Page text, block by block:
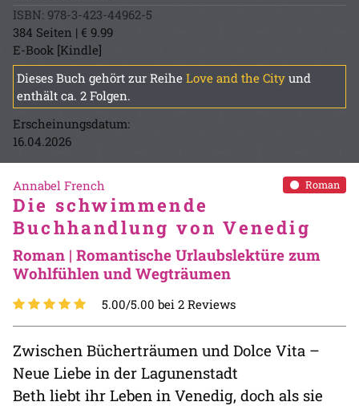
ISBN: 978-3-423-44962-5
384 Seiten | € 9.99
E-Book [Kindle]
Dieses Buch gehört zur Reihe Love and the City und
enthält ca. 2 Folgen.
Erscheinungsdatum:
16.04.2026
Roman
Annabel French
Die schwimmende
Buchhandlung von Venedig
Roman | Romantische Urlaubslektüre zum
Wohlfühlen und Wegträumen
5.00/5.00 bei 2 Reviews
Zwischen Bücherträumen und Dolce Vita –
Neue Liebe in der Lagunenstadt
Beth liebt ihr Leben in Venedig, doch als sie